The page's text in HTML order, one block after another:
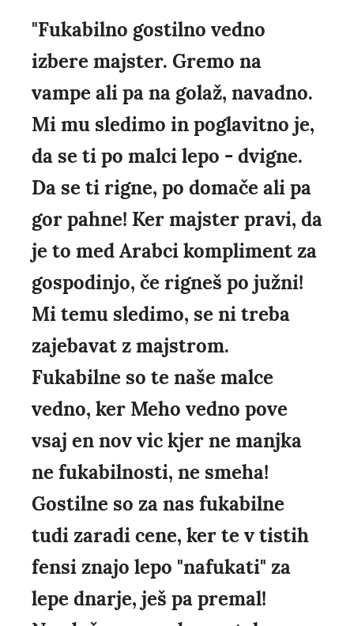
"Fukabilno gostilno vedno
izbere majster. Gremo na
vampe ali pa na golaž, navadno.
Mi mu sledimo in poglavitno je,
da se ti po malci lepo - dvigne.
Da se ti rigne, po domače ali pa
gor pahne! Ker majster pravi, da
je to med Arabci kompliment za
gospodinjo, če rigneš po južni!
Mi temu sledimo, se ni treba
zajebavat z majstrom.
Fukabilne so te naše malce
vedno, ker Meho vedno pove
vsaj en nov vic kjer ne manjka
ne fukabilnosti, ne smeha!
Gostilne so za nas fukabilne
tudi zaradi cene, ker te v tistih
fensi znajo lepo "nafukati" za
lepe dnarje, ješ pa premal!